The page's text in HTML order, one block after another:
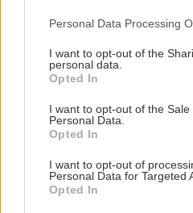
Personal Data Processing
I want to opt-out of the
personal data.
Opted In
I want to opt-out of the Sale
Personal Data.
Opted In
I want to opt-out of
Personal Data for Targeted
Opted In